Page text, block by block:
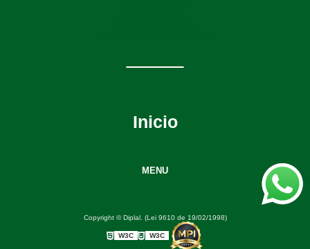
Inicio
MENU
Copyright © Diplal. (Lei 9610 de 19/02/1998)
W3C W3C